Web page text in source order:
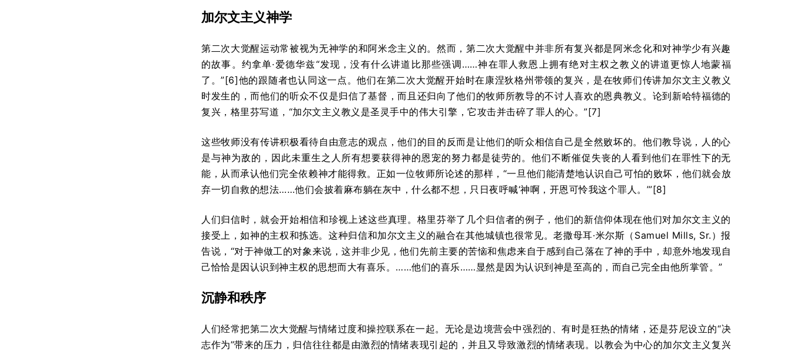
加尔文主义神学
第二次大觉醒运动常被视为无神学的和阿米念主义的。然而，第二次大觉醒中并非所有复兴都是阿米念化和对神学少有兴趣
的故事。约拿单·爱德华兹“发现，没有什么讲道比那些强调……神在罪人救恩上拥有绝对主权之教义的讲道更惊人地蒙福
了。”[6]他的跟随者也认同这一点。他们在第二次大觉醒开始时在康涅狄格州带领的复兴，是在牧师们传讲加尔文主义教义
时发生的，而他们的听众不仅是归信了基督，而且还归向了他们的牧师所教导的不讨人喜欢的恩典教义。论到新哈特福德的
复兴，格里芬写道，“加尔文主义教义是圣灵手中的伟大引擎，它攻击并击碎了罪人的心。”[7]
这些牧师没有传讲积极看待自由意志的观点，他们的目的反而是让他们的听众相信自己是全然败坏的。他们教导说，人的心
是与神为敌的，因此未重生之人所有想要获得神的恩宠的努力都是徒劳的。他们不断催促失丧的人看到他们在罪性下的无
能，从而承认他们完全依赖神才能得救。正如一位牧师所论述的那样，“一旦他们能清楚地认识自己可怕的败坏，他们就会放
弃一切自救的想法……他们会披着麻布躺在灰中，什么都不想，只日夜呼喊‘神啊，开恩可怜我这个罪人。’”[8]
人们归信时，就会开始相信和珍视上述这些真理。格里芬举了几个归信者的例子，他们的新信仰体现在他们对加尔文主义的
接受上，如神的主权和拣选。这种归信和加尔文主义的融合在其他城镇也很常见。老撒母耳·米尔斯（Samuel Mills, Sr.）报
告说，“对于神做工的对象来说，这并非少见，他们先前主要的苦恼和焦虑来自于感到自己落在了神的手中，却意外地发现自
己恰恰是因认识到神主权的思想而大有喜乐。……他们的喜乐……显然是因为认识到神是至高的，而自己完全由他所掌管。”
沉静和秩序
人们经常把第二次大觉醒与情绪过度和操控联系在一起。无论是边境营会中强烈的、有时是狂热的情绪，还是芬尼设立的“决
志作为”带来的压力，归信往往都是由激烈的情绪表现引起的，并且又导致激烈的情绪表现。以教会为中心的加尔文主义复兴